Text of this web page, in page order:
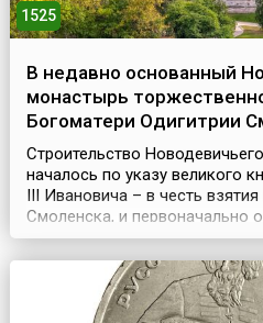
1525
В недавно основанный
монастырь
Богоматери Одигитрии
Строительство
началось по указу великого
III Ивановича – в честь
Смоленска, и первоначально
«Богородице-Смоленский».
собой крепость, обнесенную
с 12 башнями.Год спустя, (28
сюда из Благовещенского